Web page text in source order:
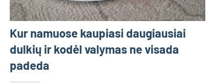
Kur namuose kaupiasi daugiausiai
dulkių ir kodėl valymas ne visada
padeda